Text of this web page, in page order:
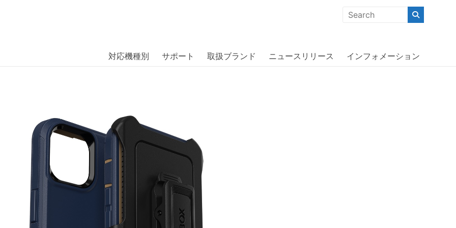
には、日本では珍しい「海外ブランド」をはじめ「ユニークな商品」「機能的な商品」「コストパフォーマンスの高い商
対応機種別 サポート 取扱ブランド ニュースリリース インフォメーション